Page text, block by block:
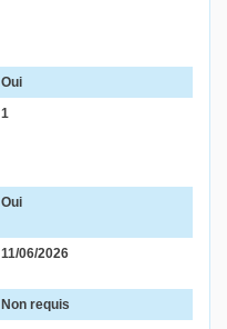
Oui
1
Oui
11/06/2026
Non requis